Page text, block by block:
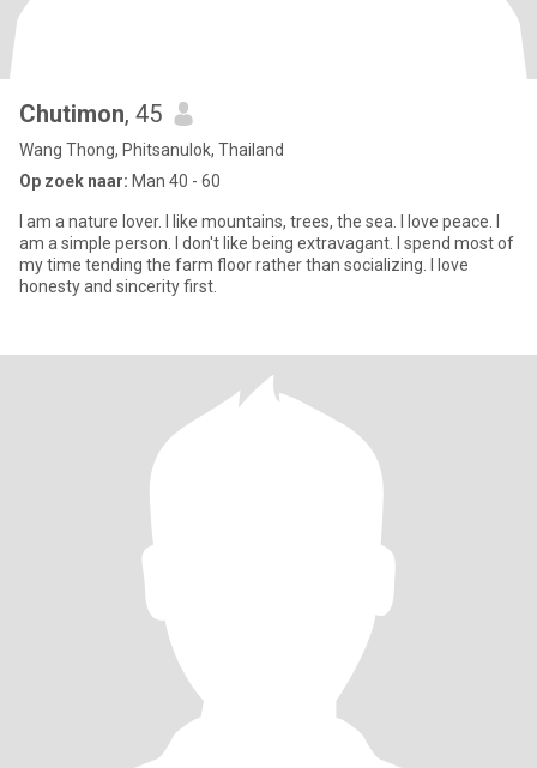
Chutimon, 45
Wang Thong, Phitsanulok, Thailand
Op zoek naar: Man 40 - 60
I am a nature lover. I like mountains, trees, the sea. I love peace. I
am a simple person. I don't like being extravagant. I spend most of
my time tending the farm floor rather than socializing. I love
honesty and sincerity first.